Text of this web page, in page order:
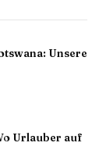
Unsere
Urlauber auf